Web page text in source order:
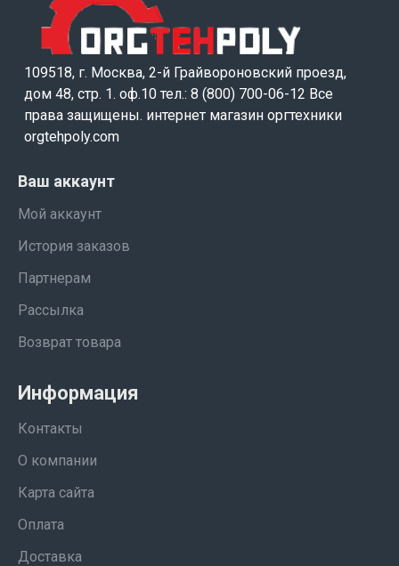
109518, г. Москва, 2-й Грайвороновский проезд,
дом 48, стр. 1. оф.10 тел.: 8 (800) 700-06-12 Все
права защищены. интернет магазин оргтехники
orgtehpoly.com
Ваш аккаунт
Мой аккаунт
История заказов
Партнерам
Рассылка
Возврат товара
Информация
Контакты
О компании
Карта сайта
Оплата
Доставка